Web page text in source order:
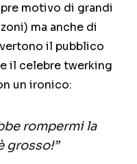
motivo di grandi
ma anche di
il pubblico
il celebre twerking
un ironico:
rompermi la
grosso!”